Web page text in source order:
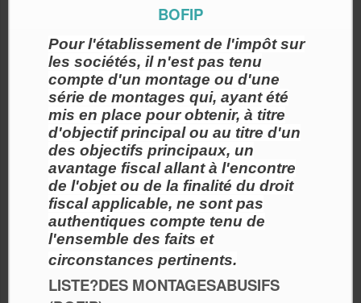
BOFIP
Pour l'établissement de l'impôt sur
les sociétés, il n'est pas tenu
compte d'un montage ou d'une
série de montages qui, ayant été
mis en place pour obtenir, à titre
d'objectif principal ou au titre d'un
des objectifs principaux, un
avantage fiscal allant à l'encontre
de l'objet ou de la finalité du droit
fiscal applicable, ne sont pas
authentiques compte tenu de
l'ensemble des faits et
circonstances pertinents.
LISTE?DES MONTAGESABUSIFS